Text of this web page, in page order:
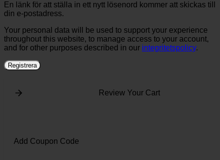
En länk för att ställa in ett nytt lösenord kommer att skickas till
din e-postadress.
Your personal data will be used to support your experience
throughout this website, to manage access to your account,
and for other purposes described in our integritetspolicy.
Registrera
Review Your Cart
Add Coupon Code